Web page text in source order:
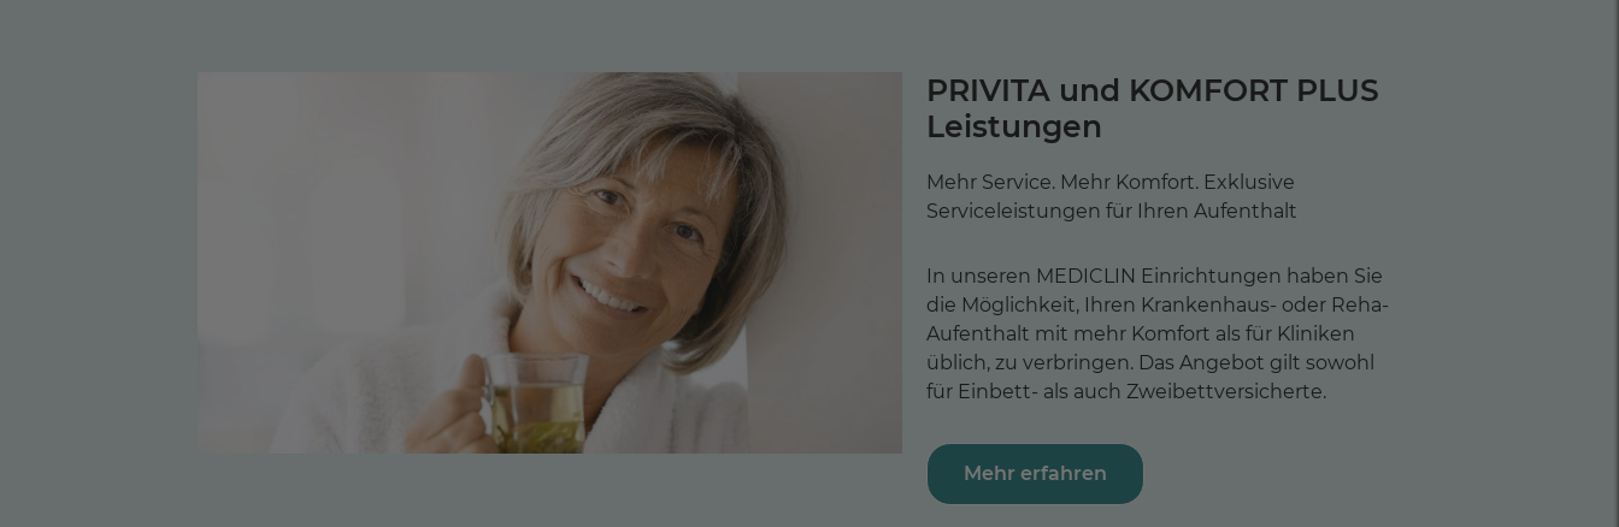
PRIVITA und KOMFORT PLUS
Leistungen
Mehr Service. Mehr Komfort. Exklusive
Serviceleistungen für Ihren Aufenthalt
In unseren MEDICLIN Einrichtungen haben Sie
die Möglichkeit, Ihren Krankenhaus- oder Reha-
Aufenthalt mit mehr Komfort als für Kliniken
üblich, zu verbringen. Das Angebot gilt sowohl
für Einbett- als auch Zweibettversicherte.
Mehr erfahren